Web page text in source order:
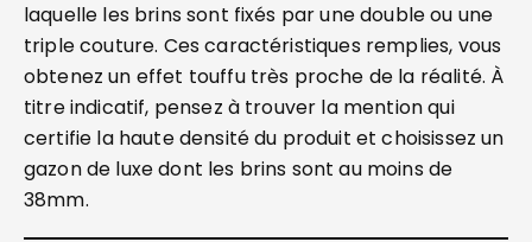
laquelle les brins sont fixés par une double ou une
triple couture. Ces caractéristiques remplies, vous
obtenez un effet touffu très proche de la réalité. À
titre indicatif, pensez à trouver la mention qui
certifie la haute densité du produit et choisissez un
gazon de luxe dont les brins sont au moins de
38mm.